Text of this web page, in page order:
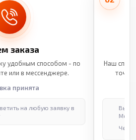
заказа
удобным способом - по
или в мессенджере.
принята
на любую заявку в
Наш